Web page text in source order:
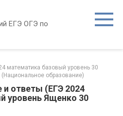
ЕГЭ ОГЭ по
математика базовый уровень 30
образование)
и ответы (ЕГЭ 2024
уровень Ященко 30